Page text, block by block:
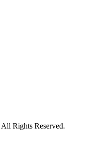
All Rights Reserved.